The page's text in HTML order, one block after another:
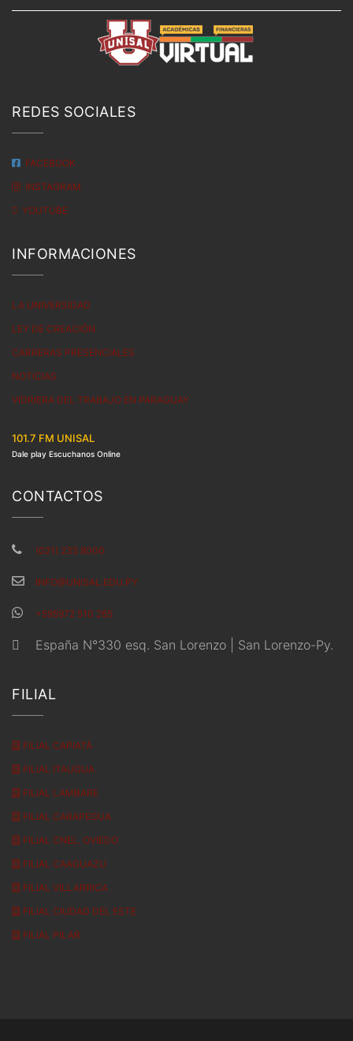
REDES SOCIALES
FACEBOOK
INSTAGRAM
YOUTUBE
INFORMACIONES
LA UNIVERSIDAD
LEY DE CREACIÓN
CARRERAS PRESENCIALES
NOTICIAS
VIDRIERA DEL TRABAJO EN PARAGUAY
101.7 FM UNISAL
Dale play Escuchanos Online
CONTACTOS
(021) 235 8000
INFO@UNISAL.EDU.PY
+595972 510 265
España N°330 esq. San Lorenzo | San Lorenzo-Py.
FILIAL
FILIAL CAPIATÁ
FILIAL ITAUGUA
FILIAL LAMBARE
FILIAL CARAPEGUA
FILIAL CNEL. OVIEDO
FILIAL CAAGUAZU
FILIAL VILLARRICA
FILIAL CIUDAD DEL ESTE
FILIAL PILAR